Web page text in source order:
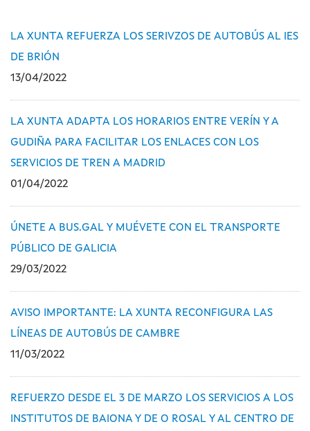
LA XUNTA REFUERZA LOS SERIVZOS DE AUTOBÚS AL IES
DE BRIÓN
13/04/2022
LA XUNTA ADAPTA LOS HORARIOS ENTRE VERÍN Y A
GUDIÑA PARA FACILITAR LOS ENLACES CON LOS
SERVICIOS DE TREN A MADRID
01/04/2022
ÚNETE A BUS.GAL Y MUÉVETE CON EL TRANSPORTE
PÚBLICO DE GALICIA
29/03/2022
AVISO IMPORTANTE: LA XUNTA RECONFIGURA LAS
LÍNEAS DE AUTOBÚS DE CAMBRE
11/03/2022
REFUERZO DESDE EL 3 DE MARZO LOS SERVICIOS A LOS
INSTITUTOS DE BAIONA Y DE O ROSAL Y AL CENTRO DE